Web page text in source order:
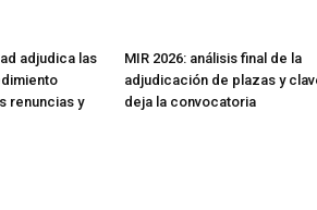
adjudica las
renuncias y
MIR 2026: análisis final de la
adjudicación de plazas y
deja la convocatoria